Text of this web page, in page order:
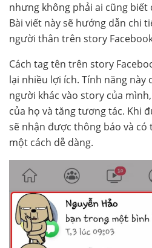
nhưng không phải ai cũng
Bài viết này sẽ hướng dẫn chi
người thân trên story
Cách tag tên trên story
lại nhiều lợi ích. Tính năng này
người khác vào story của
của họ và tăng tương tác. Khi
sẽ nhận được thông báo và có
một cách dễ dàng.